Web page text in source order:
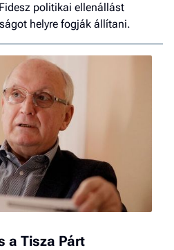
politikai ellenállást
helyre fogják állítani.
a Tisza Párt